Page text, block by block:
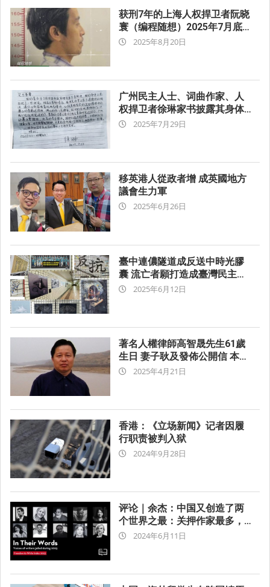
获刑7年的上海人权捍卫者阮晓
寰（编程随想）2025年7月底
从看守所转监至上海提篮桥监
2025-2025年8月20日
广州民主人士、词曲作家、人
权捍卫者徐琳家书披露其身体
状况堪忧 希望委托其指定律师
2025-2025年7月29日
移英港人從政者增 成英國地方
議會生力軍
2025-2025年6月26日
臺中連儂隧道成反送中時光膠
囊 流亡者願打造成臺灣民主景
點
2025-2025年6月12日
著名人權律師高智晟先生61歲
生日 妻子耿及發佈公開信 本網
強烈要求中共當局立即還高智
的自由而行動
2025-2025年4月21日
香港：《立场新闻》记者因履
行职责被判入狱
2024-2024年9月28日
评论｜余杰：中国又创造了两
个世界之最：关押作家最多，
关押记者也最多
2024-2024年6月11日